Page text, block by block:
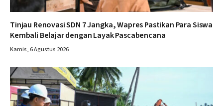
Tinjau Renovasi SDN 7 Jangka, Wapres Pastikan Para Siswa
Kembali Belajar dengan Layak Pascabencana
Kamis, 6 Agustus 2026